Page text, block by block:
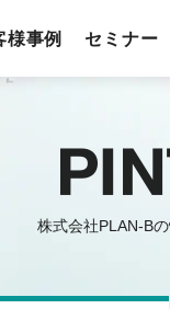
様事例 セミナー
株式会社PLAN-B